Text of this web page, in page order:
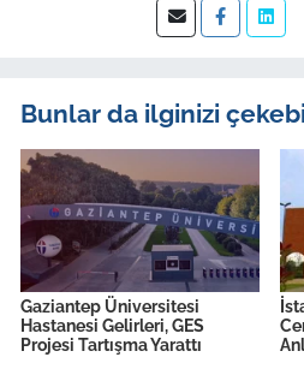
Bunlar da ilginizi
Gaziantep Üniversitesi
Hastanesi Gelirleri, GES
Projesi Tartışma Yarattı